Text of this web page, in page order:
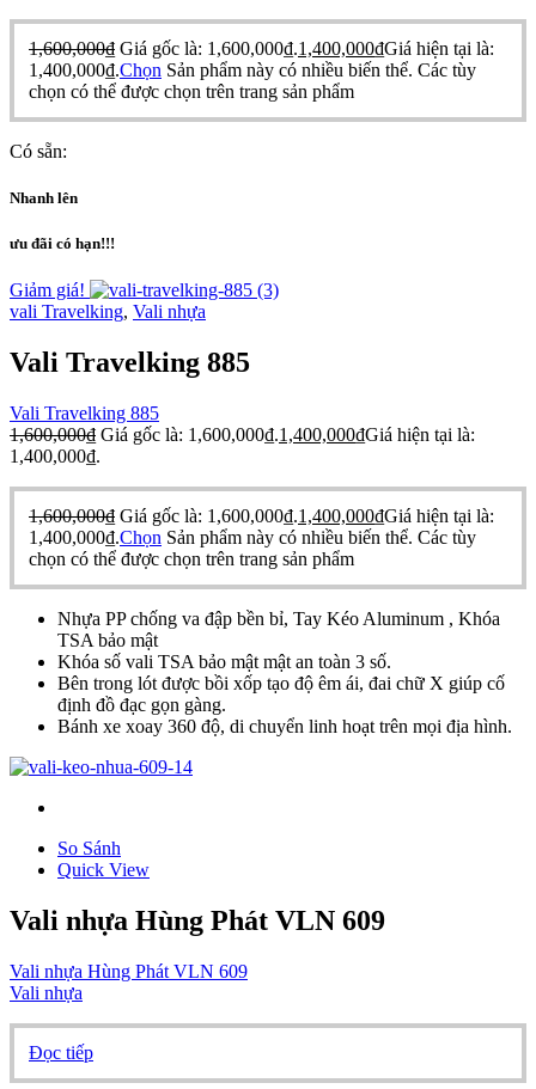
1,600,000₫ Giá gốc là: 1,600,000₫.1,400,000₫Giá hiện tại là:
1,400,000₫.Chọn Sản phẩm này có nhiều biến thể. Các tùy
chọn có thể được chọn trên trang sản phẩm
Có sẵn:
Nhanh lên
ưu đãi có hạn!!!
Giảm giá!
vali Travelking, Vali nhựa
Vali Travelking 885
Vali Travelking 885
1,600,000₫ Giá gốc là: 1,600,000₫.1,400,000₫Giá hiện tại là:
1,400,000₫.
1,600,000₫ Giá gốc là: 1,600,000₫.1,400,000₫Giá hiện tại là:
1,400,000₫.Chọn Sản phẩm này có nhiều biến thể. Các tùy
chọn có thể được chọn trên trang sản phẩm
Nhựa PP chống va đập bền bỉ, Tay Kéo Aluminum , Khóa
TSA bảo mật
Khóa số vali TSA bảo mật mật an toàn 3 số.
Bên trong lót được bồi xốp tạo độ êm ái, đai chữ X giúp cố
định đồ đạc gọn gàng.
Bánh xe xoay 360 độ, di chuyển linh hoạt trên mọi địa hình.
So Sánh
Quick View
Vali nhựa Hùng Phát VLN 609
Vali nhựa Hùng Phát VLN 609
Vali nhựa
Đọc tiếp